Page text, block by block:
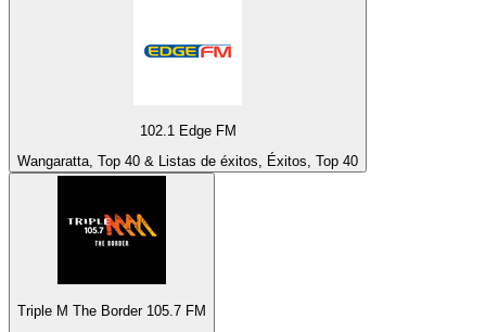
102.1 Edge FM
Wangaratta, Top 40 & Listas de éxitos, Éxitos, Top 40
Triple M The Border 105.7 FM